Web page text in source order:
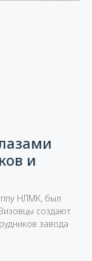
и
НЛМК, был
создают
завода